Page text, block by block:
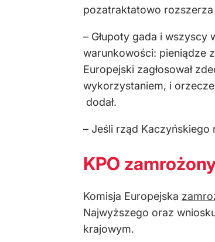
pozatraktatowo rozszerza
– Głupoty gada i wszyscy
warunkowości: pieniądze
Europejski zagłosował
wykorzystaniem, i
dodał.
– Jeśli rząd Kaczyńskiego
KPO
Komisja Europejska
Najwyższego oraz
krajowym.